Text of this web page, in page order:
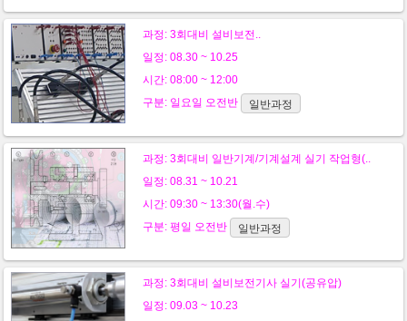
과정: 3회대비 설비보전..
일정: 08.30 ~ 10.25
시간: 08:00 ~ 12:00
구분: 일요일 오전반 일반과정
과정: 3회대비 일반기계/기계설계 실기 작업형(..
일정: 08.31 ~ 10.21
시간: 09:30 ~ 13:30(월.수)
구분: 평일 오전반 일반과정
과정: 3회대비 설비보전기사 실기(공유압)
일정: 09.03 ~ 10.23